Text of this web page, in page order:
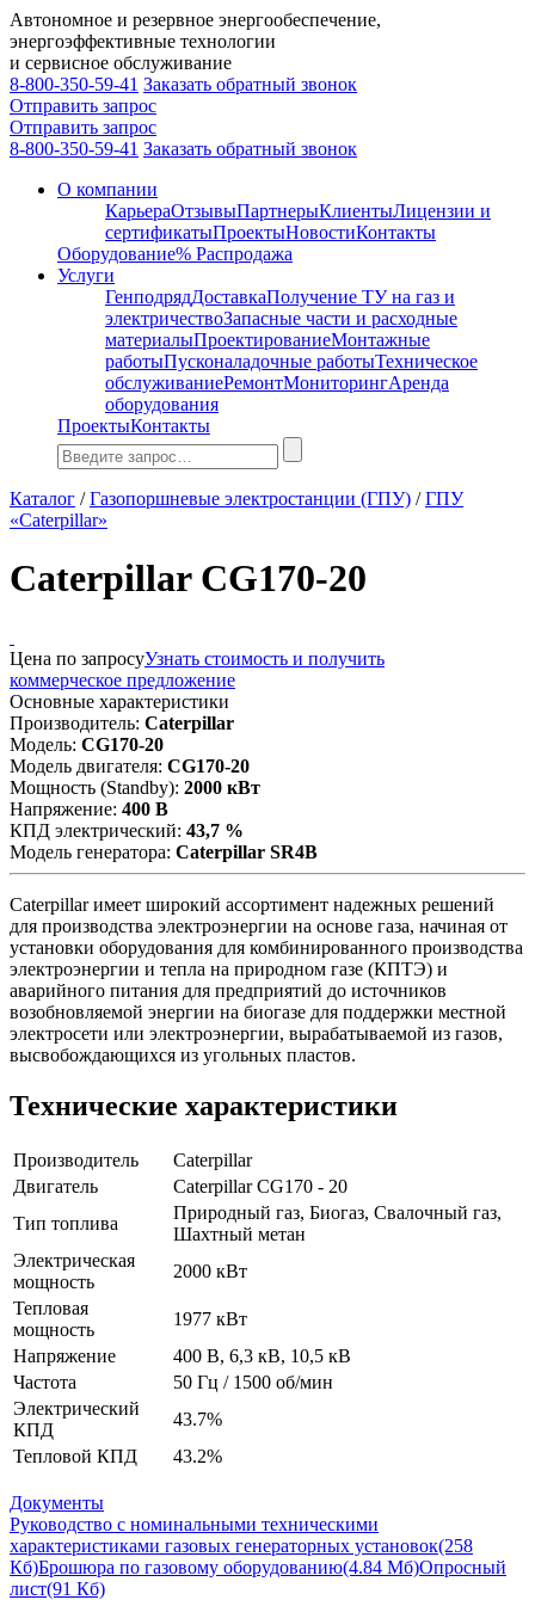
Автономное и резервное энергообеспечение,
энергоэффективные технологии
и сервисное обслуживание
8-800-350-59-41 Заказать обратный звонок
Отправить запрос
Отправить запрос
8-800-350-59-41 Заказать обратный звонок
О компании
КарьераОтзывыПартнерыКлиентыЛицензии и
сертификатыПроектыНовостиКонтакты
Оборудование% Распродажа
Услуги
ГенподрядДоставкаПолучение ТУ на газ и
электричествоЗапасные части и расходные
материалыПроектированиеМонтажные
работыПусконаладочные работыТехническое
обслуживаниеРемонтМониторингАренда
оборудования
ПроектыКонтакты
Каталог /Газопоршневые электростанции (ГПУ) /ГПУ
«Caterpillar»
Caterpillar CG170-20
Цена по запросуУзнать стоимость и получить
коммерческое предложение
Основные характеристики
Производитель: Caterpillar
Модель: CG170-20
Модель двигателя: CG170-20
Мощность (Standby): 2000 кВт
Напряжение: 400 В
КПД электрический: 43,7 %
Модель генератора: Caterpillar SR4B
Caterpillar имеет широкий ассортимент надежных решений
для производства электроэнергии на основе газа, начиная от
установки оборудования для комбинированного производства
электроэнергии и тепла на природном газе (КПТЭ) и
аварийного питания для предприятий до источников
возобновляемой энергии на биогазе для поддержки местной
электросети или электроэнергии, вырабатываемой из газов,
высвобождающихся из угольных пластов.
Технические характеристики
Производитель
Caterpillar
Двигатель
Caterpillar CG170 - 20
Тип топлива
Природный газ, Биогаз, Свалочный газ,
Шахтный метан
Электрическая
мощность
2000 кВт
Тепловая
мощность
1977 кВт
Напряжение
400 В, 6,3 кВ, 10,5 кВ
Частота
50 Гц / 1500 об/мин
Электрический
КПД
43.7%
Тепловой КПД
43.2%
Документы
Руководство с номинальными техническими
характеристиками газовых генераторных установок(258
Кб)Брошюра по газовому оборудованию(4.84 Мб)Опросный
лист(91 Кб)